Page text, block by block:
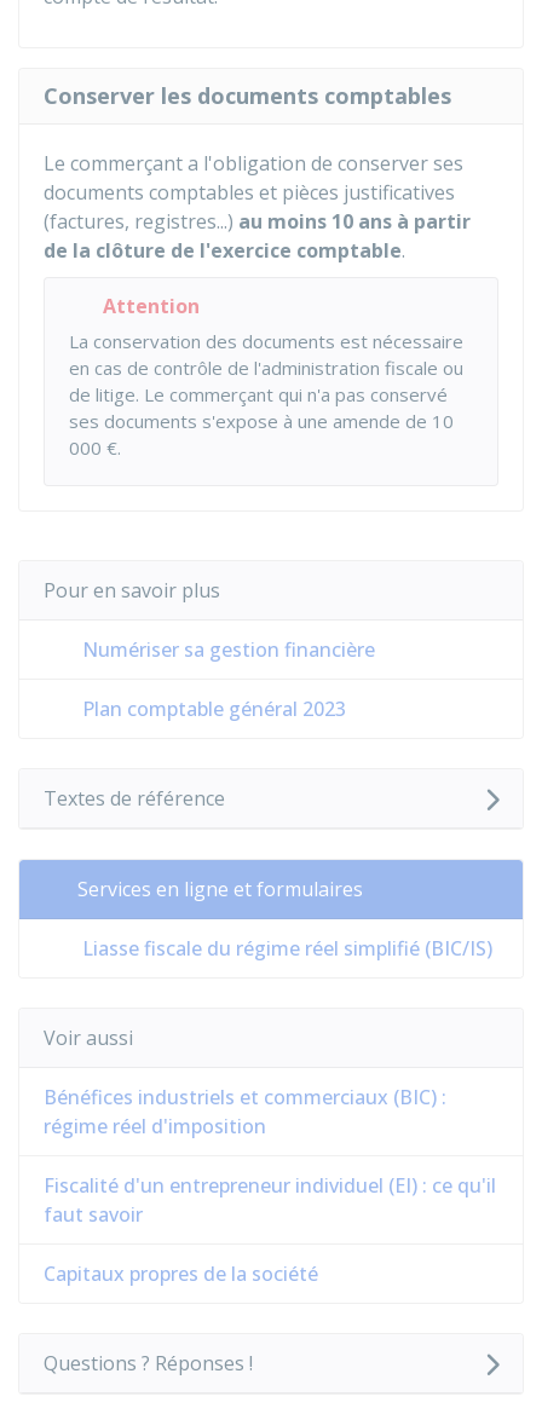
Conserver les documents comptables
Le commerçant a l'obligation de conserver ses
documents comptables et pièces justificatives
(factures, registres...) au moins 10 ans à partir
de la clôture de l'exercice comptable.
Attention
La conservation des documents est nécessaire
en cas de contrôle de l'administration fiscale ou
de litige. Le commerçant qui n'a pas conservé
ses documents s'expose à une amende de 10
000 €.
Pour en savoir plus
Numériser sa gestion financière
Plan comptable général 2023
Textes de référence
Services en ligne et formulaires
Liasse fiscale du régime réel simplifié (BIC/IS)
Voir aussi
Bénéfices industriels et commerciaux (BIC) :
régime réel d'imposition
Fiscalité d'un entrepreneur individuel (EI) : ce qu'il
faut savoir
Capitaux propres de la société
Questions ? Réponses !